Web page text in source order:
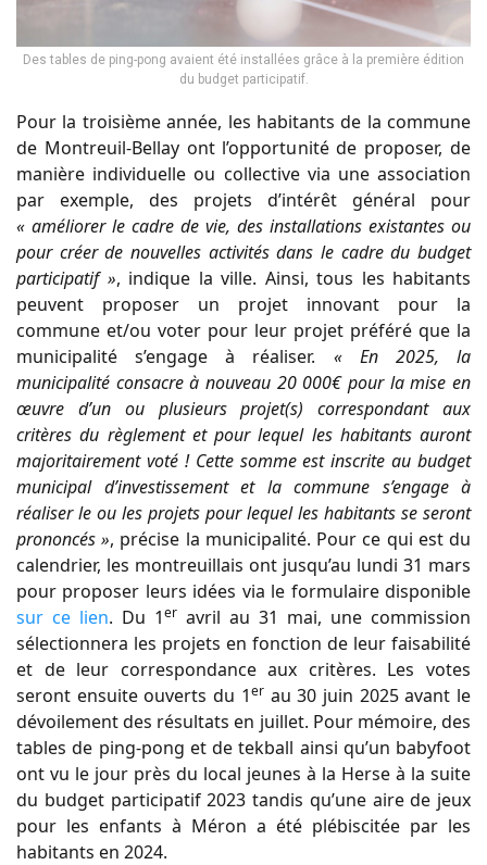
Des tables de ping-pong avaient été installées grâce à la première édition
du budget participatif.
Pour la troisième année, les habitants de la commune
de Montreuil-Bellay ont l’opportunité de proposer, de
manière individuelle ou collective via une association
par exemple, des projets d’intérêt général pour
« améliorer le cadre de vie, des installations existantes ou
pour créer de nouvelles activités dans le cadre du budget
participatif », indique la ville. Ainsi, tous les habitants
peuvent proposer un projet innovant pour la
commune et/ou voter pour leur projet préféré que la
municipalité s’engage à réaliser. « En 2025, la
municipalité consacre à nouveau 20 000€ pour la mise en
œuvre d’un ou plusieurs projet(s) correspondant aux
critères du règlement et pour lequel les habitants auront
majoritairement voté ! Cette somme est inscrite au budget
municipal d’investissement et la commune s’engage à
réaliser le ou les projets pour lequel les habitants se seront
prononcés », précise la municipalité. Pour ce qui est du
calendrier, les montreuillais ont jusqu’au lundi 31 mars
pour proposer leurs idées via le formulaire disponible
sur ce lien. Du 1er avril au 31 mai, une commission
sélectionnera les projets en fonction de leur faisabilité
et de leur correspondance aux critères. Les votes
seront ensuite ouverts du 1erau 30 juin 2025 avant le
dévoilement des résultats en juillet. Pour mémoire, des
tables de ping-pong et de tekball ainsi qu’un babyfoot
ont vu le jour près du local jeunes à la Herse à la suite
du budget participatif 2023 tandis qu’une aire de jeux
pour les enfants à Méron a été plébiscitée par les
habitants en 2024.